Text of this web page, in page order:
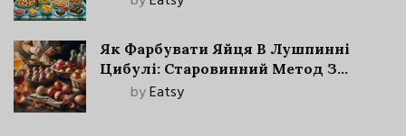
Як Фарбувати Яйця В Лушпинні
Цибулі: Старовинний Метод З
Сучасними Нюансами
byEatsy